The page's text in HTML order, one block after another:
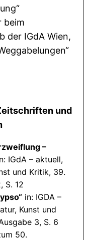
beim
der IGdA Wien,
und
–
IGdA – aktuell,
und Kritik, 39.
S. 12
in: IGDA –
Kunst und
3, S. 6
50.